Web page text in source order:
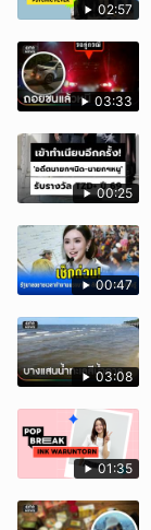
02:57
03:33
00:25
00:47
03:08
01:35